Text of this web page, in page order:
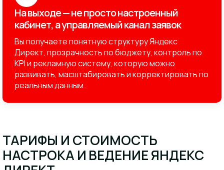
На выходе — не просто настроенный
кабинет, а управляемый канал заявок
Вы получаете понятную структуру Яндекс
Директ, прозрачность по бюджету, контроль по
KPI и рекламную систему, которую можно
развивать, масштабировать и корректировать по
реальным данным.
ТАРИФЫ И СТОИМОСТЬ
НАСТРОКА И ВЕДЕНИЕ ЯНДЕКС